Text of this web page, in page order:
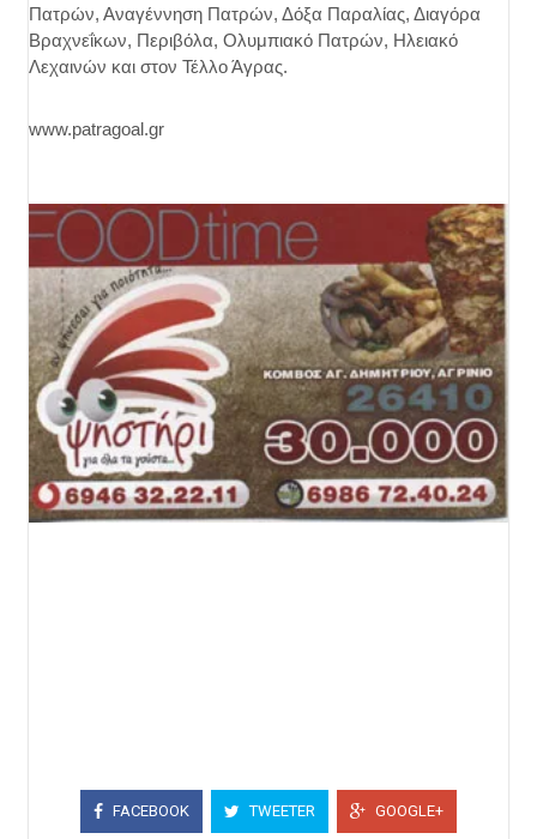
Πατρών, Αναγέννηση Πατρών, Δόξα Παραλίας, Διαγόρα
Βραχνεΐκων, Περιβόλα, Ολυμπιακό Πατρών, Ηλειακό
Λεχαινών και στον Τέλλο Άγρας.
www.patragoal.gr
FACEBOOK TWEETER GOOGLE+